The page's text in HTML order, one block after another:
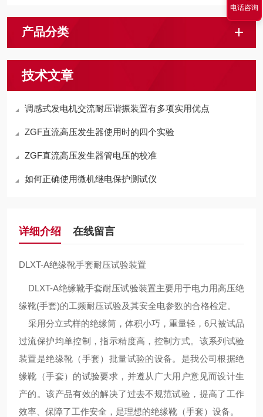
产品分类
技术文章
调感式发电机交流耐压谐振装置有多项实用优点
ZGF直流高压发生器使用时的四个实验
ZGF直流高压发生器管电压的校准
如何正确使用微机继电保护测试仪
详细介绍 在线留言
DLXT-A绝缘靴手套耐压试验装置
DLXT-A绝缘靴手套耐压试验装置主要用于电力用高压绝
缘靴(手套)的工频耐压试验及其安全电参数的合格检定。
采用分立式样的绝缘筒，体积小巧，重量轻，6只被试品
过流保护均单控制，指示精度高，控制方式。该系列试验
装置是绝缘靴（手套）批量试验的设备。是我公司根据绝
缘靴（手套）的试验要求，并遵从广大用户意见而设计生
产的。该产品有效的解决了过去不规范试验，提高了工作
效率、保障了工作安全，是理想的绝缘靴（手套）设备。
电话咨询